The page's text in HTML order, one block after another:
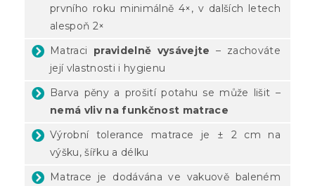
prvního roku minimálně 4×, v dalších letech
alespoň 2×
Matraci pravidelně vysávejte – zachováte
její vlastnosti i hygienu
Barva pěny a prošití potahu se může lišit –
nemá vliv na funkčnost matrace
Výrobní tolerance matrace je ± 2 cm na
výšku, šířku a délku
Matrace je dodávána ve vakuově baleném